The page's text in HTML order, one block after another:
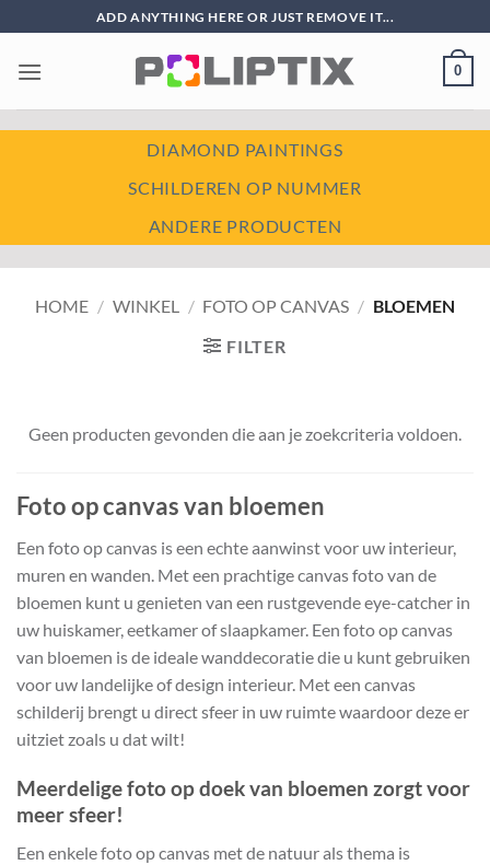
naar
inhoud
ADD ANYTHING HERE OR JUST REMOVE IT...
0
DIAMOND PAINTINGS
SCHILDEREN OP NUMMER
ANDERE PRODUCTEN
HOME / WINKEL / FOTO OP CANVAS / BLOEMEN
FILTER
Geen producten gevonden die aan je zoekcriteria voldoen.
Foto op canvas van bloemen
Een foto op canvas is een echte aanwinst voor uw interieur,
muren en wanden. Met een prachtige canvas foto van de
bloemen kunt u genieten van een rustgevende eye-catcher in
uw huiskamer, eetkamer of slaapkamer. Een foto op canvas
van bloemen is de ideale wanddecoratie die u kunt gebruiken
voor uw landelijke of design interieur. Met een canvas
schilderij brengt u direct sfeer in uw ruimte waardoor deze er
uitziet zoals u dat wilt!
Meerdelige foto op doek van bloemen zorgt voor
meer sfeer!
Een enkele foto op canvas met de natuur als thema is